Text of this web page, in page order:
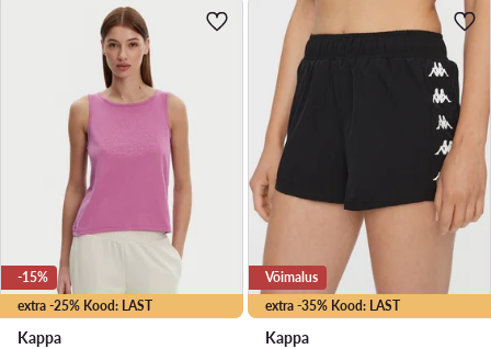
extra -25% Kood: LAST
-15%
Kappa
extra -35% Kood: LAST
Võimalus
Kappa